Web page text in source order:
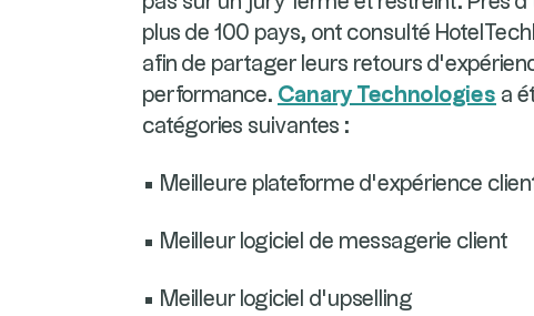
plus de 100 pays, ont consulté
afin de partager leurs retours
performance. Canary Technologies a
catégories suivantes :
• Meilleure plateforme d’expérience
• Meilleur logiciel de messagerie client
• Meilleur logiciel d’upselling